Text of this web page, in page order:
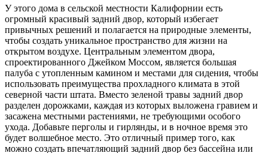
У этого дома в сельской местности Калифорнии есть
огромный красивый задний двор, который избегает
привычных решений и полагается на природные элементы,
чтобы создать уникальное пространство для жизни на
открытом воздухе. Центральным элементом двора,
спроектированного Джейком Моссом, является большая
палуба с утопленным камином и местами для сидения, чтобы
использовать преимущества прохладного климата в этой
северной части штата. Вместо зеленой травы задний двор
разделен дорожками, каждая из которых выложена гравием и
засажена местными растениями, не требующими особого
ухода. Добавьте перголы и гирлянды, и в ночное время это
будет волшебное место. Это отличный пример того, как
можно создать впечатляющий задний двор без бассейна или